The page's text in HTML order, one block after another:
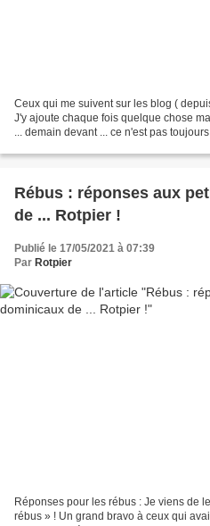
Ceux qui me suivent sur les blog (
J'y ajoute chaque fois quelque chose
... demain devant ... ce n'est pas
Rébus : réponses aux
de ... Rotpier !
Publié le 17/05/2021 à 07:39
Par Rotpier
Réponses pour les rébus : Je viens de
rébus » ! Un grand bravo à ceux qui